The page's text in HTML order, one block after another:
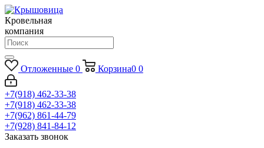
Кровельная
компания
Отложенные 0 Корзина0 0
+7(918) 462-33-38
+7(918) 462-33-38
+7(962) 861-44-79
+7(928) 841-84-12
Заказать звонок